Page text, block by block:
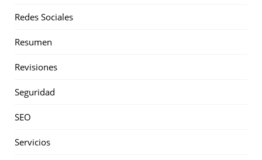
Redes Sociales
Resumen
Revisiones
Seguridad
SEO
Servicios